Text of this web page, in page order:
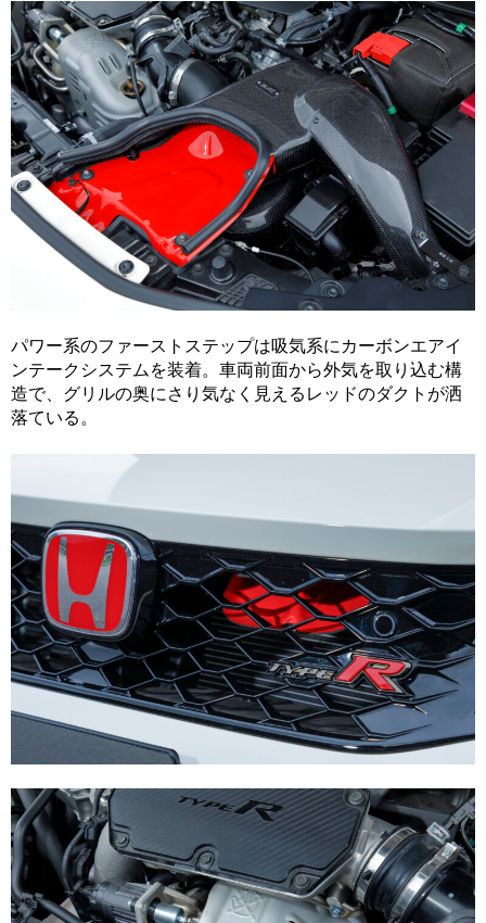
パワー系のファーストステップは吸気系にカーボンエアイ
ンテークシステムを装着。車両前面から外気を取り込む構
造で、グリルの奥にさり気なく見えるレッドのダクトが洒
落ている。